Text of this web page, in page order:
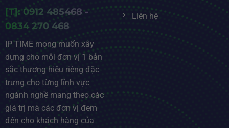
[T]: 0912 485468 -
0834 270 468
IP TIME mong muốn xây
dựng cho mỗi đơn vị 1 bản
sắc thương hiệu riêng đặc
trưng cho từng lĩnh vực
ngành nghề mang theo các
giá trị mà các đơn vị đem
đến cho khách hàng của
Liên hệ